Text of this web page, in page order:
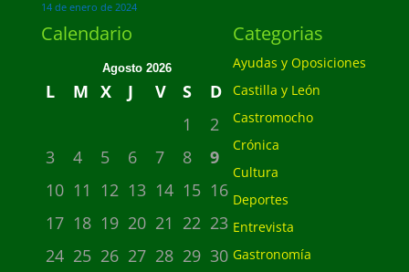
14 de enero de 2024
Calendario
Agosto 2026
L M X J V S
D
1
2
3
4 5 6 7 8
9
10 11 12 13 14 15 16
17 18 19 20 21 22 23
24 25 26 27 28 29 30
Categorias
Ayudas y Oposiciones
Castilla y León
Castromocho
Crónica
Cultura
Deportes
Entrevista
Gastronomía